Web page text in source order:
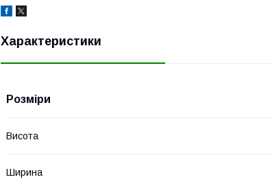
Характеристики
Розміри
Висота
Ширина